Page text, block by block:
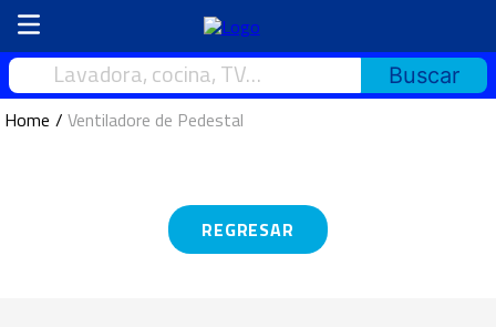
Lavadora, cocina, TV…
Ventiladore de Pedestal
REGRESAR